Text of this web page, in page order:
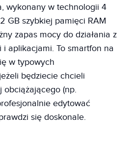
wykonany w technologii 4
GB szybkiej pamięci RAM
zapas mocy do działania z
aplikacjami. To smartfon na
w typowych
będziecie chcieli
obciążającego (np.
edytować
się doskonale.